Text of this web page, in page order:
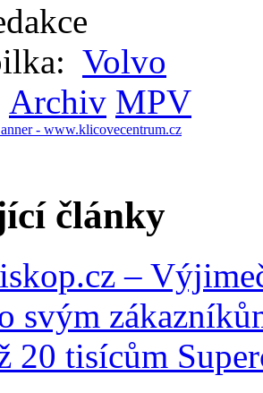
Volvo
Archiv MPV
články